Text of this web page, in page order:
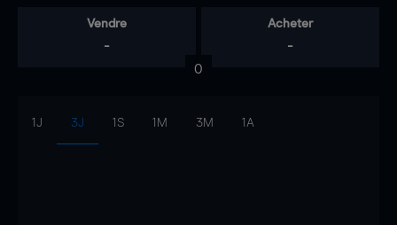
Vendre
-
Acheter
-
0
1J 3J 1S 1M 3M 1A